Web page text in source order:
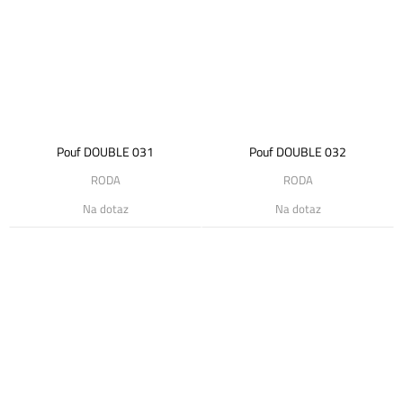
Pouf DOUBLE 031
RODA
Na dotaz
Pouf DOUBLE 032
RODA
Na dotaz